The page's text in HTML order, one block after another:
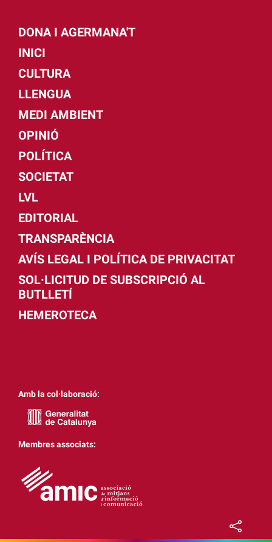
DONA I AGERMANA'T
INICI
CULTURA
LLENGUA
MEDI AMBIENT
OPINIÓ
POLÍTICA
SOCIETAT
LVL
EDITORIAL
TRANSPARÈNCIA
AVÍS LEGAL I POLÍTICA DE PRIVACITAT
SOL·LICITUD DE SUBSCRIPCIÓ AL
BUTLLETÍ
HEMEROTECA
Amb la col·laboració:
Membres associats: